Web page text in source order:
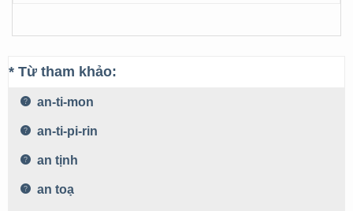
* Từ tham khảo:
an-ti-mon
an-ti-pi-rin
an tịnh
an toạ